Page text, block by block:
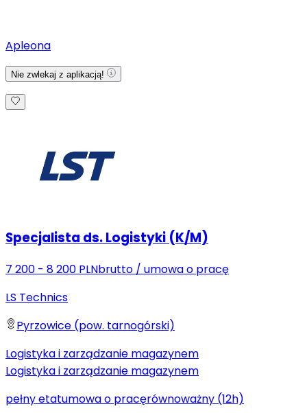
Apleona
Nie zwlekaj z aplikacją!
Specjalista ds. Logistyki (K/M)
7 200 - 8 200 PLNbrutto / umowa o pracę
LS Technics
Pyrzowice (pow. tarnogórski)
Logistyka i zarządzanie magazynem
Logistyka i zarządzanie magazynem
pełny etatumowa o pracęrównoważny (12h)